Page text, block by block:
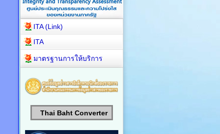
ITA (Link)
ITA
มาตรฐานการให้บริการ
Thai Baht Converter